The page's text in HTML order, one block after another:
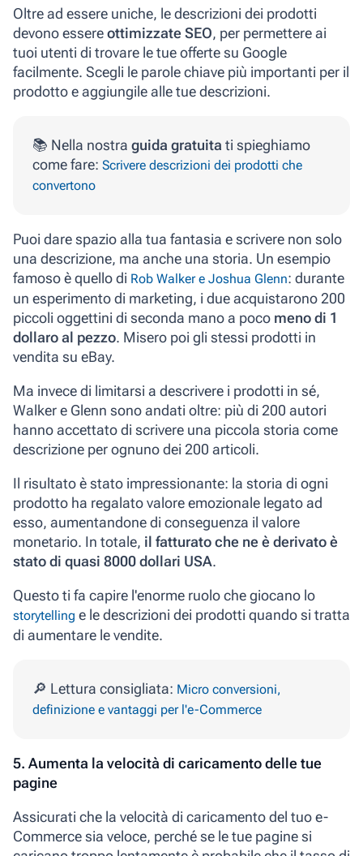
Oltre ad essere uniche, le descrizioni dei prodotti
devono essereottimizzate SEO, per permettere ai
tuoi utenti di trovare le tue offerte su Google
facilmente. Scegli le parole chiave più importanti per il
prodotto e aggiungile alle tue descrizioni.
📚 Nella nostra guida gratuita ti spieghiamo
come fare: Scrivere descrizioni dei prodotti che
convertono
Puoi dare spazio alla tua fantasia e scrivere non solo
una descrizione, ma anche una storia. Un esempio
famoso è quello di Rob Walker e Joshua Glenn: durante
un esperimento di marketing, i due acquistarono 200
piccoli oggettini di seconda mano a poco meno di 1
dollaro al pezzo. Misero poi gli stessi prodotti in
vendita su eBay.
Ma invece di limitarsi a descrivere i prodotti in sé,
Walker e Glenn sono andati oltre: più di 200 autori
hanno accettato di scrivere una piccola storia come
descrizione per ognuno dei 200 articoli.
Il risultato è stato impressionante: la storia di ogni
prodotto ha regalato valore emozionale legato ad
esso, aumentandone di conseguenza il valore
monetario. In totale, il fatturato che ne è derivato è
stato di quasi 8000 dollari USA.
Questo ti fa capire l'enorme ruolo che giocano lo
storytelling e le descrizioni dei prodotti quando si tratta
di aumentare le vendite.
🔎 Lettura consigliata: Micro conversioni,
definizione e vantaggi per l'e-Commerce
5. Aumenta la velocità di caricamento delle tue
pagine
Assicurati che la velocità di caricamento del tuo e-
Commerce sia veloce, perché se le tue pagine si